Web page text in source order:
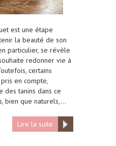
est une étape
la beauté de son
particulier, se révèle
redonner vie à
certains
en compte,
des tanins dans ce
bien que naturels,…
Lire la suite